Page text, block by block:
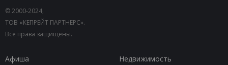
© 2000-2024,
ТОВ «КЕПРЕЙТ ПАРТНЕРС».
Все права защищены.
Афиша
Недвижимость